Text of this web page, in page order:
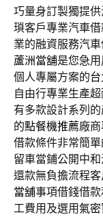
巧量身訂製獨提供
瑣客戶專業汽車
業的融資服務汽
蘆洲當舖是您急
個人專屬方案的
自由行專業生產
有多款設計系列
的點餐機推薦廠
借款條件非常簡單
留車當鋪公開中
還款無負擔流程
當舖事項借錢借
工費用及選用氣